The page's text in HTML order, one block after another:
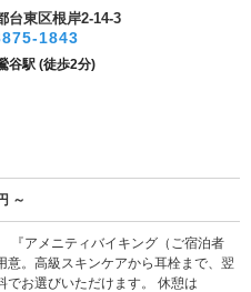
台東区根岸2-14-3
1843
谷駅 (徒歩2分)
～
『アメニティバイキング（ご宿泊者
。高級スキンケアから耳栓まで、翌
でお選びいただけます。 休憩は